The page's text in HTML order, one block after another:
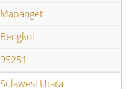
Mapanget
Bengkol
95251
Sulawesi Utara